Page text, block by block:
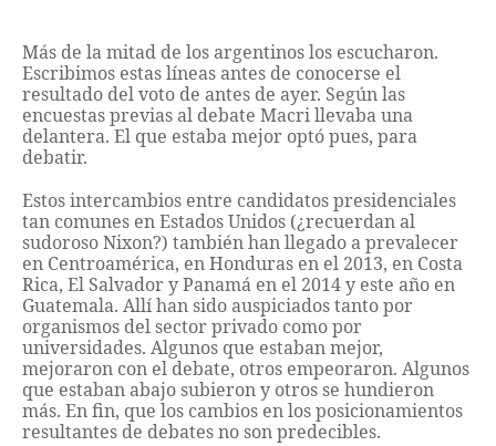
Más de la mitad de los argentinos los escucharon.
Escribimos estas líneas antes de conocerse el
resultado del voto de antes de ayer. Según las
encuestas previas al debate Macri llevaba una
delantera. El que estaba mejor optó pues, para
debatir.
Estos intercambios entre candidatos presidenciales
tan comunes en Estados Unidos (¿recuerdan al
sudoroso Nixon?) también han llegado a prevalecer
en Centroamérica, en Honduras en el 2013, en Costa
Rica, El Salvador y Panamá en el 2014 y este año en
Guatemala. Allí han sido auspiciados tanto por
organismos del sector privado como por
universidades. Algunos que estaban mejor,
mejoraron con el debate, otros empeoraron. Algunos
que estaban abajo subieron y otros se hundieron
más. En fin, que los cambios en los posicionamientos
resultantes de debates no son predecibles.